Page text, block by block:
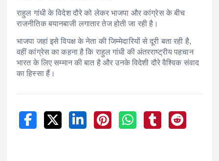
राहुल गांधी के विदेश दौरे को लेकर भाजपा और कांग्रेस के बीच
राजनीतिक बयानबाजी लगातार तेज होती जा रही है।
भाजपा जहां इसे विपक्ष के नेता की जिम्मेदारियों से दूरी बता रही है,
वहीं कांग्रेस का कहना है कि राहुल गांधी की अंतरराष्ट्रीय पहचान
भारत के लिए सम्मान की बात है और उनके विदेशी दौरे वैश्विक संवाद
का हिस्सा हैं।